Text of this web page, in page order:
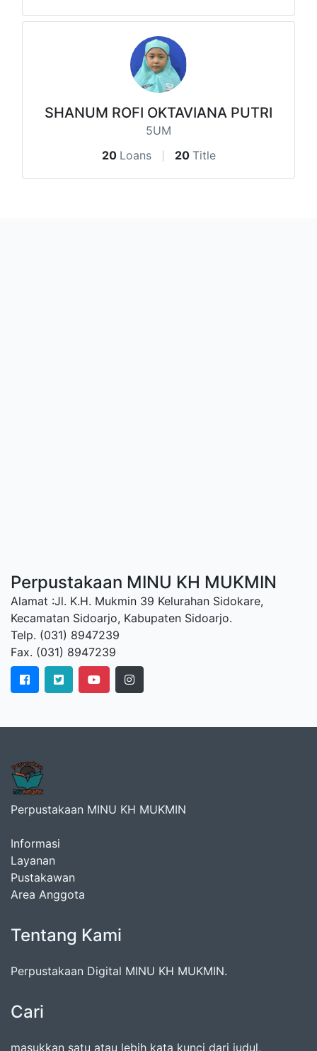
SHANUM ROFI OKTAVIANA PUTRI
5UM
20 Loans 20 Title
Perpustakaan MINU KH MUKMIN
Alamat :Jl. K.H. Mukmin 39 Kelurahan Sidokare,
Kecamatan Sidoarjo, Kabupaten Sidoarjo.
Telp. (031) 8947239
Fax. (031) 8947239
Perpustakaan MINU KH MUKMIN
Informasi
Layanan
Pustakawan
Area Anggota
Tentang Kami
Perpustakaan Digital MINU KH MUKMIN.
Cari
masukkan satu atau lebih kata kunci dari judul,